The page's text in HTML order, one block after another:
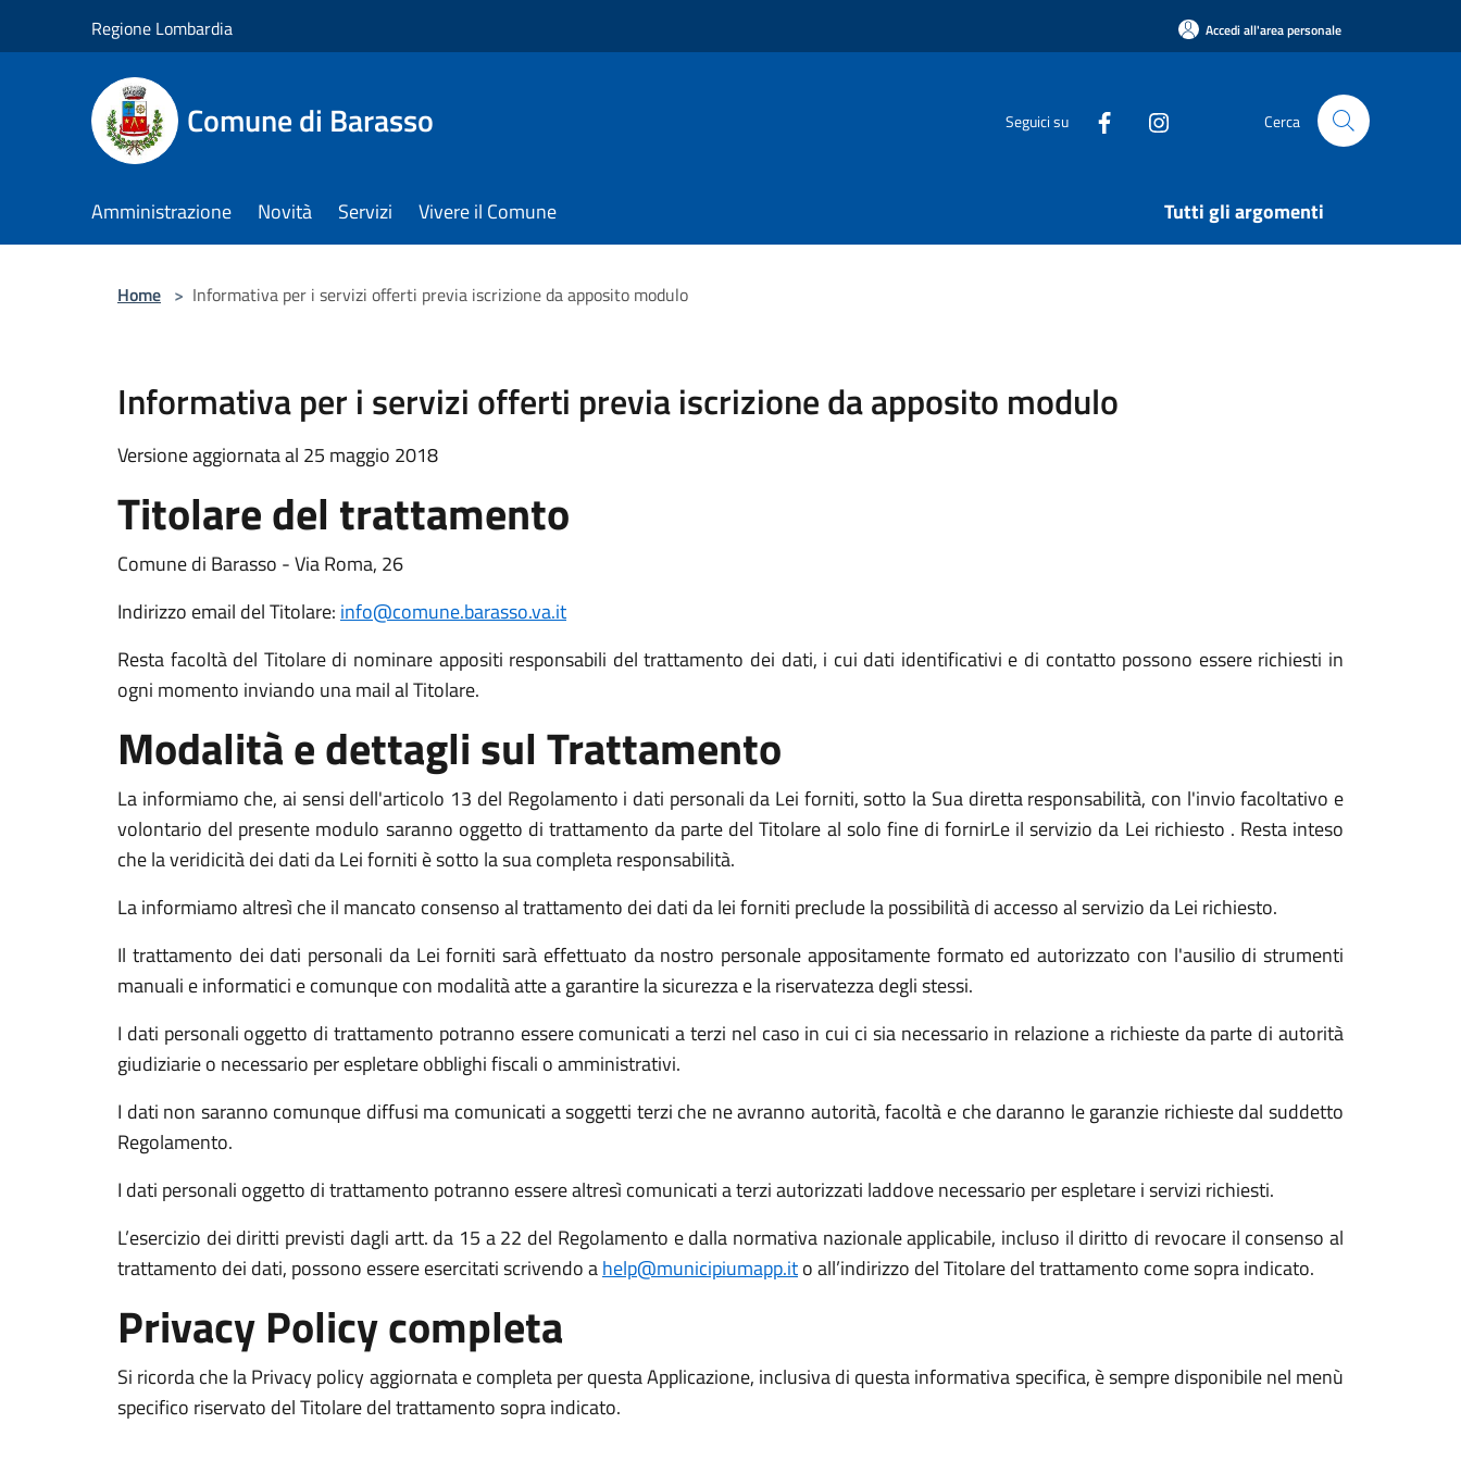
Regione Lombardia Accedi all'area personale
Comune di Barasso Seguici su Cerca
Amministrazione Novità Servizi Vivere il Comune Tutti gli argomenti
Home > Informativa per i servizi offerti previa iscrizione da apposito modulo
Informativa per i servizi offerti previa iscrizione da apposito modulo
Versione aggiornata al 25 maggio 2018
Titolare del trattamento
Comune di Barasso - Via Roma, 26
Indirizzo email del Titolare: info@comune.barasso.va.it
Resta facoltà del Titolare di nominare appositi responsabili del trattamento dei dati, i cui dati identificativi e di contatto possono essere richiesti in
ogni momento inviando una mail al Titolare.
Modalità e dettagli sul Trattamento
La informiamo che, ai sensi dell'articolo 13 del Regolamento i dati personali da Lei forniti, sotto la Sua diretta responsabilità, con l'invio facoltativo e
volontario del presente modulo saranno oggetto di trattamento da parte del Titolare al solo fine di fornirLe il servizio da Lei richiesto . Resta inteso
che la veridicità dei dati da Lei forniti è sotto la sua completa responsabilità.
La informiamo altresì che il mancato consenso al trattamento dei dati da lei forniti preclude la possibilità di accesso al servizio da Lei richiesto.
Il trattamento dei dati personali da Lei forniti sarà effettuato da nostro personale appositamente formato ed autorizzato con l'ausilio di strumenti
manuali e informatici e comunque con modalità atte a garantire la sicurezza e la riservatezza degli stessi.
I dati personali oggetto di trattamento potranno essere comunicati a terzi nel caso in cui ci sia necessario in relazione a richieste da parte di autorità
giudiziarie o necessario per espletare obblighi fiscali o amministrativi.
I dati non saranno comunque diffusi ma comunicati a soggetti terzi che ne avranno autorità, facoltà e che daranno le garanzie richieste dal suddetto
Regolamento.
I dati personali oggetto di trattamento potranno essere altresì comunicati a terzi autorizzati laddove necessario per espletare i servizi richiesti.
L’esercizio dei diritti previsti dagli artt. da 15 a 22 del Regolamento e dalla normativa nazionale applicabile, incluso il diritto di revocare il consenso al
trattamento dei dati, possono essere esercitati scrivendo ahelp@municipiumapp.ito all’indirizzo del Titolare del trattamento come sopra indicato.
Privacy Policy completa
Si ricorda che la Privacy policy aggiornata e completa per questa Applicazione, inclusiva di questa informativa specifica, è sempre disponibile nel menù
specifico riservato del Titolare del trattamento sopra indicato.